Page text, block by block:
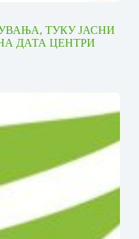
ТУКУ ЈАСНИ
ДАТА ЦЕНТРИ